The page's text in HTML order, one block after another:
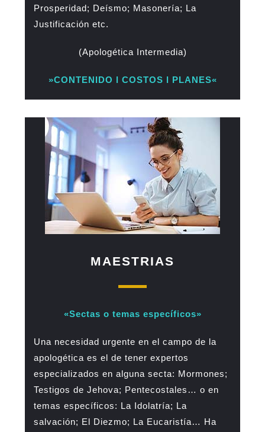
Prosperidad; Deísmo; Masonería; La
Justificación etc.
(Apologética Intermedia)
»CONTENIDO l COSTOS l PLANES«
MAESTRIAS
«Sectas o temas específicos»
Una necesidad urgente en el campo de la
apologética es el de tener expertos
especializados en alguna secta: Mormones;
Testigos de Jehova; Pentecostales… o en
temas específicos: La Idolatría; La
salvación; El Diezmo; La Eucaristía… Ha